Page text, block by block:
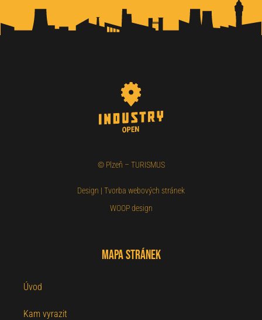
© Plzeň – TURISMUS
Design | Tvorba webových stránek
WOOP design
Mapa stránek
Úvod
Kam vyrazit